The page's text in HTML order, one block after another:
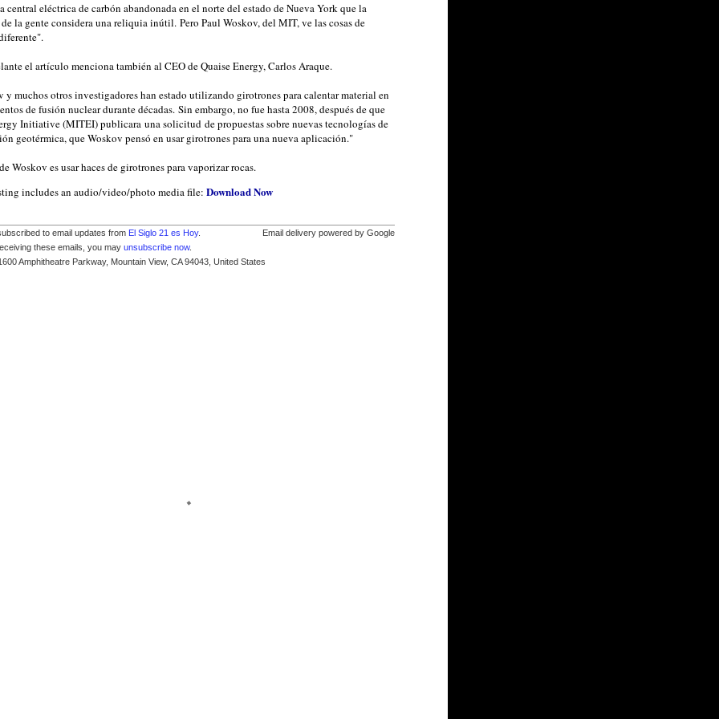
central eléctrica de carbón abandonada en el norte del estado de Nueva York que la
la gente considera una reliquia inútil. Pero Paul Woskov, del MIT, ve las cosas de
el artículo menciona también al CEO de Quaise Energy, Carlos Araque.
y muchos otros investigadores han estado utilizando girotrones para calentar material en
de fusión nuclear durante décadas. Sin embargo, no fue hasta 2008, después de que
Initiative (MITEI) publicara una solicitud de propuestas sobre nuevas tecnologías de
geotérmica, que Woskov pensó en usar girotrones para una nueva aplicación."
Woskov es usar haces de girotrones para vaporizar rocas.
includes an audio/video/photo media file: Download Now
to email updates from El Siglo 21 es Hoy.
these emails, you may unsubscribe now.
Email delivery powered by Google
Amphitheatre Parkway, Mountain View, CA 94043, United States